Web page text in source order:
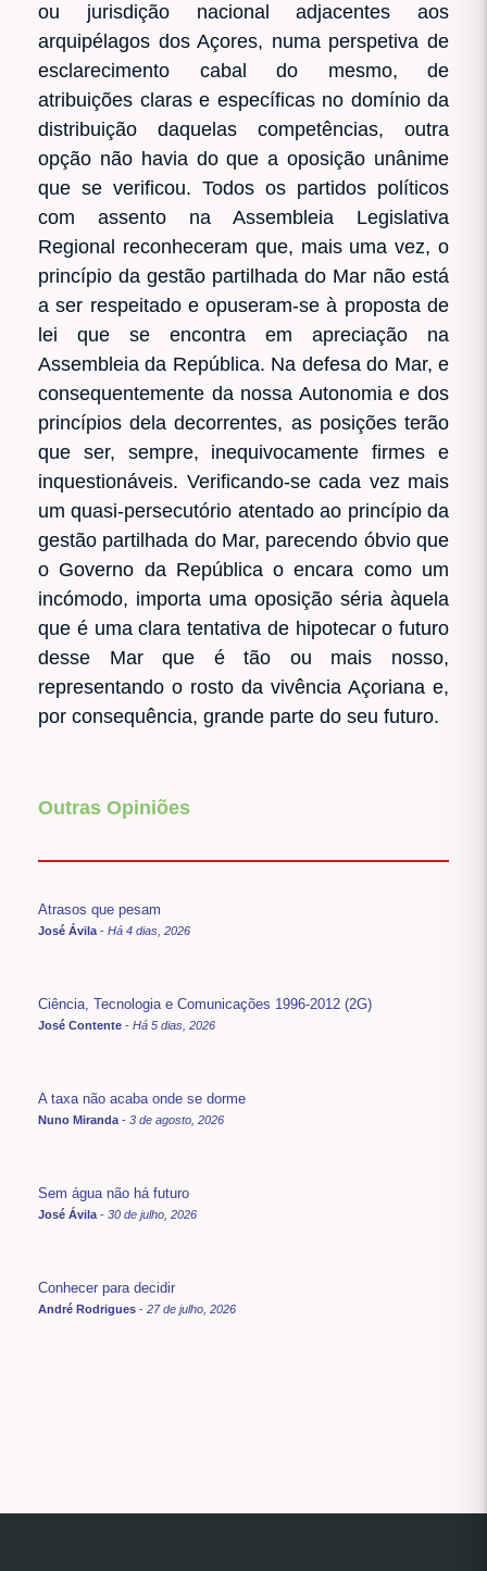
ou jurisdição nacional adjacentes aos
arquipélagos dos Açores, numa perspetiva de
esclarecimento cabal do mesmo, de
atribuições claras e específicas no domínio da
distribuição daquelas competências, outra
opção não havia do que a oposição unânime
que se verificou. Todos os partidos políticos
com assento na Assembleia Legislativa
Regional reconheceram que, mais uma vez, o
princípio da gestão partilhada do Mar não está
a ser respeitado e opuseram-se à proposta de
lei que se encontra em apreciação na
Assembleia da República. Na defesa do Mar, e
consequentemente da nossa Autonomia e dos
princípios dela decorrentes, as posições terão
que ser, sempre, inequivocamente firmes e
inquestionáveis. Verificando-se cada vez mais
um quasi-persecutório atentado ao princípio da
gestão partilhada do Mar, parecendo óbvio que
o Governo da República o encara como um
incómodo, importa uma oposição séria àquela
que é uma clara tentativa de hipotecar o futuro
desse Mar que é tão ou mais nosso,
representando o rosto da vivência Açoriana e,
por consequência, grande parte do seu futuro.
Outras Opiniões
Atrasos que pesam
José Ávila - Há 4 dias, 2026
Ciência, Tecnologia e Comunicações 1996-2012 (2G)
José Contente - Há 5 dias, 2026
A taxa não acaba onde se dorme
Nuno Miranda - 3 de agosto, 2026
Sem água não há futuro
José Ávila - 30 de julho, 2026
Conhecer para decidir
André Rodrigues - 27 de julho, 2026